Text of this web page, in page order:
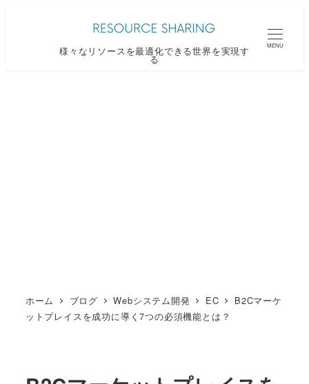
様々なリソースを最適化できる世界を実現す
る
MENU
ホーム ブログ Webシステム開発 EC
B2Cマーケ
ットプレイスを成功に導く7つの必須機能とは？